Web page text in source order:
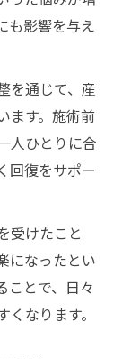
も影響を与え
を通じて、産
ます。施術前
人ひとりに合
回復をサポー
受けたこと
になったとい
ことで、日々
なります。